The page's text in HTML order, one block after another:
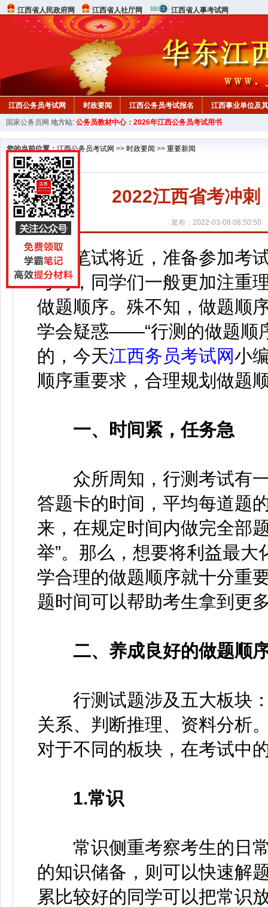
江西省人民政府网 江西省人社厅网 江西省人事考试网
江西公务员考试网 时政要闻 江西公务员考试报名 江西事业单位及
行测真题 在线咨询 教材中心
国家公务员网 地方站: 公务员教材中心：2026年江西公务员考试用书
您的当前位置：江西公务员考试网 >> 时政要闻 >> 重要新闻
2022江西省考冲刺
发布：2022-03-08 08:50:50
笔试将近，准备参加考试
考时，同学们一般更加注重
做题顺序。殊不知，做题顺
学会疑惑——“行测的做题顺
的，今天江西务员考试网小
顺序重要求，合理规划做题
一、时间紧，任务急
众所周知，行测考试有一
答题卡的时间，平均每道题
来，在规定时间内做完全部
举”。那么，想要将利益最
学合理的做题顺序就十分重
题时间可以帮助考生拿到更
二、养成良好的做题顺
行测试题涉及五大板块：
关系、判断推理、资料分析
对于不同的板块，在考试中
1.常识
常识侧重考察考生的日常
的知识储备，则可以快速解
累比较好的同学可以把常识